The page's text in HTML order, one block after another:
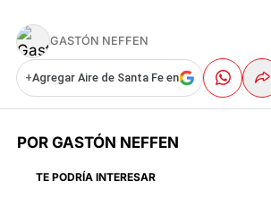
GASTÓN NEFFEN
+Agregar Aire de Santa Fe en
POR GASTÓN NEFFEN
TE PODRÍA INTERESAR